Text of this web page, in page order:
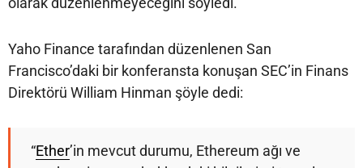
Yaho Finance tarafından düzenlenen San
Francisco’daki bir konferansta konuşan SEC’in Finans
Direktörü William Hinman şöyle dedi:
“Ether’in mevcut durumu, Ethereum ağı ve